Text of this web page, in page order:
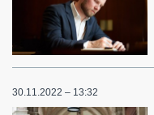
30.11.2022 – 13:32